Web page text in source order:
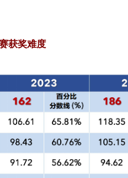
获奖难度